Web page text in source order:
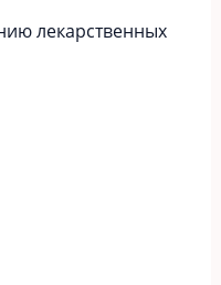
лекарственных